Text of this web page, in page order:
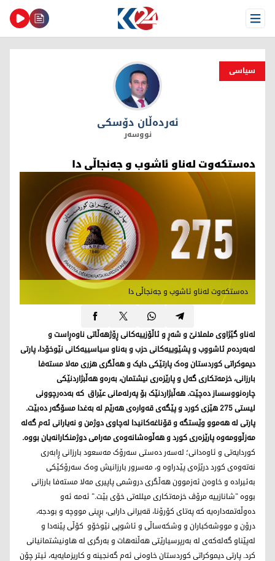
Open Menu
سیاسی
ئەردەڵان دۆسکی
ئەردەڵان دۆسکی
نووسەر
دەستکەوت لەناو ئاشوب و جەنجاڵی دا
دەستکەوت لەناو ئاشوب و جەنجاڵی دا
لەناو گێژاوی ململانێ و شەڕ و ئاڵۆزییەکانی ڕۆژهەڵاتی ناوەڕاست و
لەبەردەم ئاشووب و پشێوییەکانی حزب و بەناو سیاسییەكانی نێوخۆدا، پارتی
دیموکراتی کوردستان وەک پارتێکی دایک و هەڵگری هزری مەلا مستەفا
بارزانی، خزمەتکاری گەل و پارێزەری نیشتمان، بەرەو هەڵبژاردنێکی
چارەنووسساز دەچێت. هەڵبژاردنێک بۆ پەرلەمانی عێراق کە بەدەرچوونی
لیستی 275 هێزی کورد و پێگەی قەوارەی هەرێم لە بەغدا مسۆگەر دەبێت.
پارتی لە هەموو وێستگە و قۆناغەکانیدا لەچاوی دوژمن و نەیارانی ئەم گەلە
مەزڵوومەوە پارێزەری کورد و هەڵوەشانەوەی مەرامی دوژمنكارانەیان بووە.
کوردایەتی و ئاوەدانی؛ لەسەر دەستی سەرۆک مەسعود بارزانی ڕابەری
نەتەوەی کورد درێژەی پێدراوە و، مەسرور بارزانیش وەک سەرۆکێکی
بەئیرادە و خاوەن ئەزموون هەڵگری دروشمی پاپیری مەلا مستەفا بارزانی
بووە "شانازییە مرۆڤ خزمەتکاری میللەتی خۆی بێت." ئەمە ئەو
دەوڵەتمەدارەیە کە پەتای کۆرۆنا، قەیرانی دارایی، بڕینی مووچە و بودجە،
درۆن و مووشەکباران و وشکەساڵی و ئاشوپی نێوخۆو کۆڵی پێنەدا و
لەپێناو گەلەکەی لە بەرپرسیارێتی هەڵنەهات و بەرگری لە هاونیشتمانیانی
کرد. پارتی دیموکراتی کوردستان خاوەنی ئەم گەنجینە و کاریزمایەیە، ئیتر چۆن